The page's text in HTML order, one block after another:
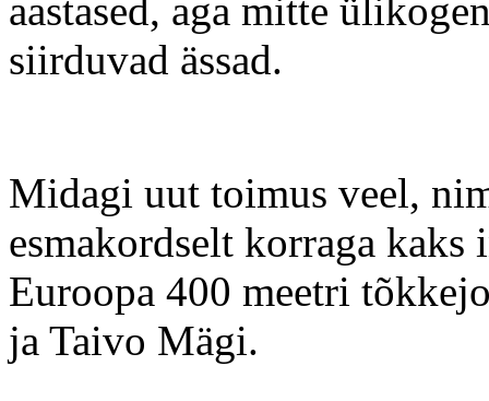
aastased, aga mitte
siirduvad ässad.
Midagi uut toimus veel,
esmakordselt korraga kaks
Euroopa 400 meetri
ja Taivo Mägi.